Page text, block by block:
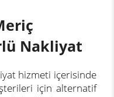
Nakliyat
hizmeti içerisinde
için alternatif